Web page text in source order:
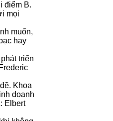
điểm B.
mọi
muốn,
hay
triển
Khoa
doanh
Elbert